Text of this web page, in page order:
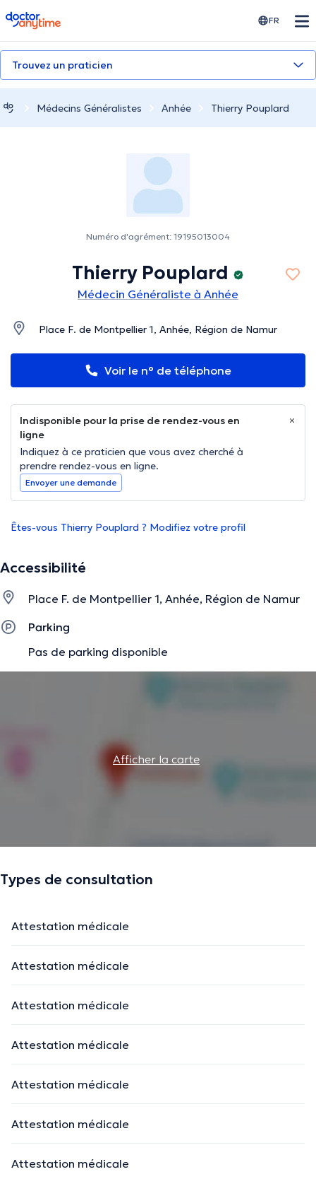
doctoranytime FR
Trouvez un praticien
Médecins Généralistes Anhée Thierry Pouplard
Numéro d'agrément: 19195013004
Thierry Pouplard
Médecin Généraliste à Anhée
Place F. de Montpellier 1, Anhée, Région de Namur
Voir le n° de téléphone
Indisponible pour la prise de rendez-vous en
ligne
Indiquez à ce praticien que vous avez cherché à
prendre rendez-vous en ligne.
Envoyer une demande
Êtes-vous Thierry Pouplard ? Modifiez votre profil
Accessibilité
Place F. de Montpellier 1, Anhée, Région de Namur
Parking
Pas de parking disponible
Afficher la carte
Types de consultation
Attestation médicale
Attestation médicale
Attestation médicale
Attestation médicale
Attestation médicale
Attestation médicale
Attestation médicale